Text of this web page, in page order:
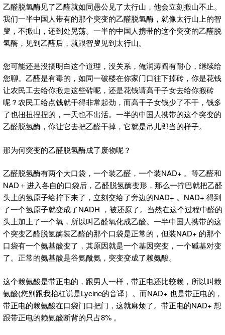
乙醛脱氢酶见了乙醛就如同愚公见了太行山，他会立刻搬山不止。
我们一半中国人带有的那个突变的乙醛脱氢酶，就像太行山上的智
叟，不搬山，还到处晃荡。一半的中国人携带的这个突变的乙醛脱
氢酶，见到乙醛后，就跟智叟见到太行山。
您可能还是没搞明白这个道理，没关系，俺润涛阎有耐心，继续给
您聊。乙醛是有毒的，如同一破楼在你家门口往下掉砖，你是花钱
让农民工去给你搬走这些砖呢，还是花钱请高干子女去给你搬砖
呢？农民工给点钱就干得非常起劲，而高干子女钱少了不干，钱多
了也扭扭捏捏的，一天也不出活。一半的中国人携带的这个突变的
乙醛脱氢酶，你让它去把乙醛干掉，它就是吊儿郎当的样子。
那为何突变的乙醛脱氢酶成了废物呢？
乙醛脱氢酶有两个大口袋，一个装乙醛，一个装NAD+ 。等乙醛和
NAD＋进入各自的口袋后，乙醛脱氢酶变形，那么一拧巴就把乙醛
头上的氢原子给拧下来了，立刻交给了旁边的NAD+ 。NAD+ 得到
了一个氢原子就变成了NADH ，被还原了。当然在这个过程中醛的
头上加上了一个氧，所以叫乙醛氧化成乙酸。一半中国人携带的这
个突变乙醛脱氢酶装乙醛的那个口袋是正常的，但装NAD+ 的那个
口袋有一个氨基酸变了，其原因就是一个基因突变，一个碱基对变
了。正常的氨基酸是谷氨酰氨，突变变成了赖氨酸。
这个赖氨酸是带正电的，跟男人一样，带正电还比较赖，所以叫赖
氨酸(您别跟我抬杠说是Lycine的音译）。而NAD+ 也是带正电的，
带正电的赖氨酸在口袋门口把门，这就麻烦了。带正电的NAD+ 想
跟带正电的赖氨酸断背的只占8% 。